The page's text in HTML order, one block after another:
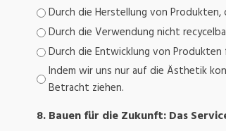
Durch die Herstellung von
Durch die Verwendung nicht
Durch die Entwicklung von
Indem wir uns nur auf die Ästhetik
Betracht ziehen.
8. Bauen für die Zukunft: Das